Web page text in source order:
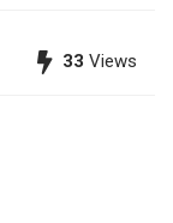
33 Views